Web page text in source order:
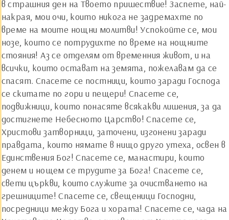
в страшния ден на Твоето пришествие! Заспете, най-
накрая, мои очи, които никога не задремахте по
време на моите нощни молитви! Успокойте се, мои
нозе, които се потрудихте по време на нощните
стояния! Аз се отделям от временния живот, и на
всички, които остават на земята, пожелавам да се
спасят. Спасете се постници, които заради Господа
се скитате по гори и пещери! Спасете се,
подвижници, които понасяте всякакви лишения, за да
достигнете Небесното Царство! Спасете се,
Христови затворници, заточени, изгонени заради
правдата, които нямате в нищо друго утеха, освен в
Единствения Бог! Спасете се, манастири, които
денем и нощем се трудите за Бога! Спасете се,
свети църкви, които служите за очистването на
грешниците! Спасете се, свещеници Господни,
посредници между Бога и хората! Спасете се, чада на